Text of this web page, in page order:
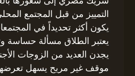
التمييز من قبل المجتمع
يكون أكثر تحديداً في
يعتبر الطلاق مسألة حساسة
يجدن العديد من الزوجات
موقف غير مريح يسهل